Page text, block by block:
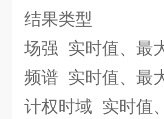
结果类型
场强 实时值、最
频谱 实时值、最
计权时域 实时值